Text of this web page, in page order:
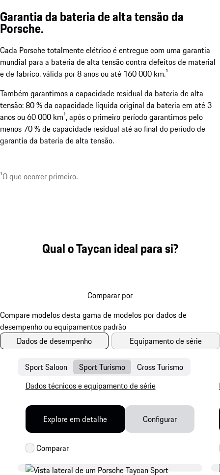
Garantia da bateria de alta tensão da
Porsche.
Cada Porsche totalmente elétrico é entregue com uma garantia
mundial para a bateria de alta tensão contra defeitos de material
e de fabrico, válida por 8 anos ou até 160 000 km.¹
Também garantimos a capacidade residual da bateria de alta
tensão: 80 % da capacidade líquida original da bateria em até 3
anos ou 60 000 km¹, após o primeiro período garantimos pelo
menos 70 % de capacidade residual até ao final do período de
garantia da bateria de alta tensão.
¹O que ocorrer primeiro.
Qual o Taycan ideal para si?
Comparar por
Dados de desempenho Equipamento de série
Sport Saloon Sport Turismo Cross Turismo
Dados técnicos e equipamento de série
Explore em detalhe Configurar